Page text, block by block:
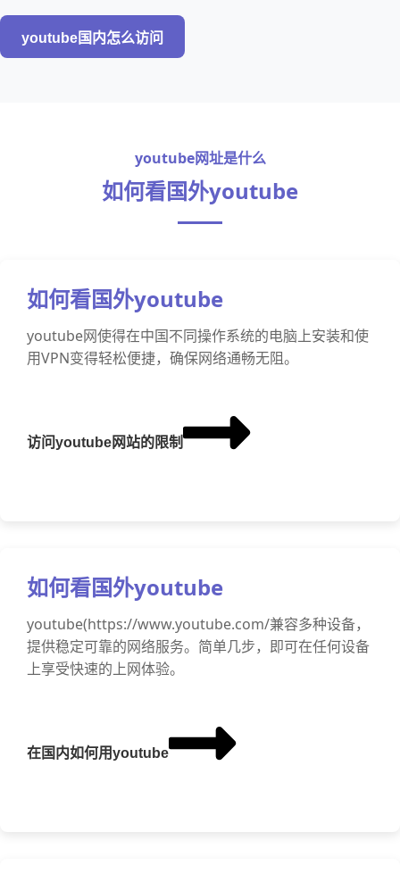
youtube国内怎么访问
youtube网址是什么
如何看国外youtube
如何看国外youtube
youtube网使得在中国不同操作系统的电脑上安装和使
用VPN变得轻松便捷，确保网络通畅无阻。
访问youtube网站的限制
如何看国外youtube
youtube(https://www.youtube.com/兼容多种设备，
提供稳定可靠的网络服务。简单几步，即可在任何设备
上享受快速的上网体验。
在国内如何用youtube